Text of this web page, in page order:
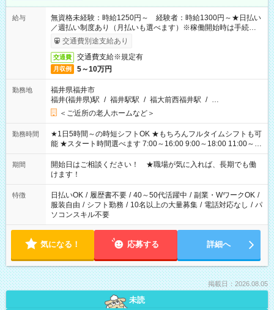
給与
無資格未経験：時給1250円～ 経験者：時給1300円～★日払い
／週払い制度あり（月払いも選べます）※稼働開始時は手続き完
了次第のお支払いとなります。
交通費別途支給あり
交通費 交通費支給※規定有
月収例 5～10万円
勤務地
福井県福井市
福井(福井県)駅 / 福井駅駅 / 福大前西福井駅 / …
＜ご近所の老人ホームなど＞
勤務時間
★1日5時間～の時短シフトOK ★もちろんフルタイムシフトも可
能 ★スタート時間選べます 7:00～16:00 9:00～18:00 11:00～
20:00 など 残業なし！ ※Wワークの場合、他のお仕事と合わせ
週40時間超の就業はご案内できません ※法令に基づき、週20時
間以上勤務は社会保険への加入対象となります ※労働者派遣法
（日雇い派遣の原則禁止）により、短時間・短期間の就業はご
案内が難しい場合があります
期間
開始日はご相談ください！ ★職場が気に入れば、長期でも働
けます！
特徴 日払いOK / 履歴書不要 / 40～50代活躍中 / 副業・WワークOK /
服装自由 / シフト勤務 / 10名以上の大量募集 / 電話対応なし / パ
ソコンスキル不要
気になる！ 応募する 詳細へ
掲載日：2026.08.05
未読